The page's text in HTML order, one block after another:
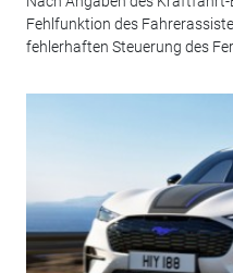
Fehlfunktion des
fehlerhaften Steuerung des